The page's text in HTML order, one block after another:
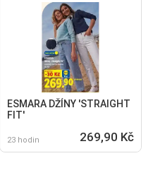
ESMARA DŽÍNY 'STRAIGHT
FIT'
23 hodin 269,90 Kč